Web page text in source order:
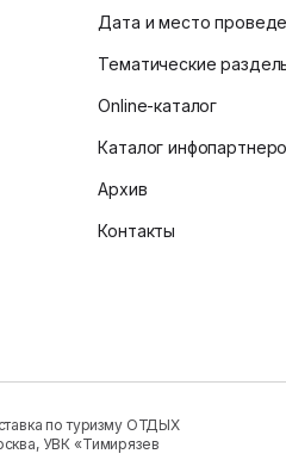
Дата и место
Тематические
Online-каталог
Каталог
Архив
Контакты
по туризму ОТДЫХ
УВК «Тимирязев